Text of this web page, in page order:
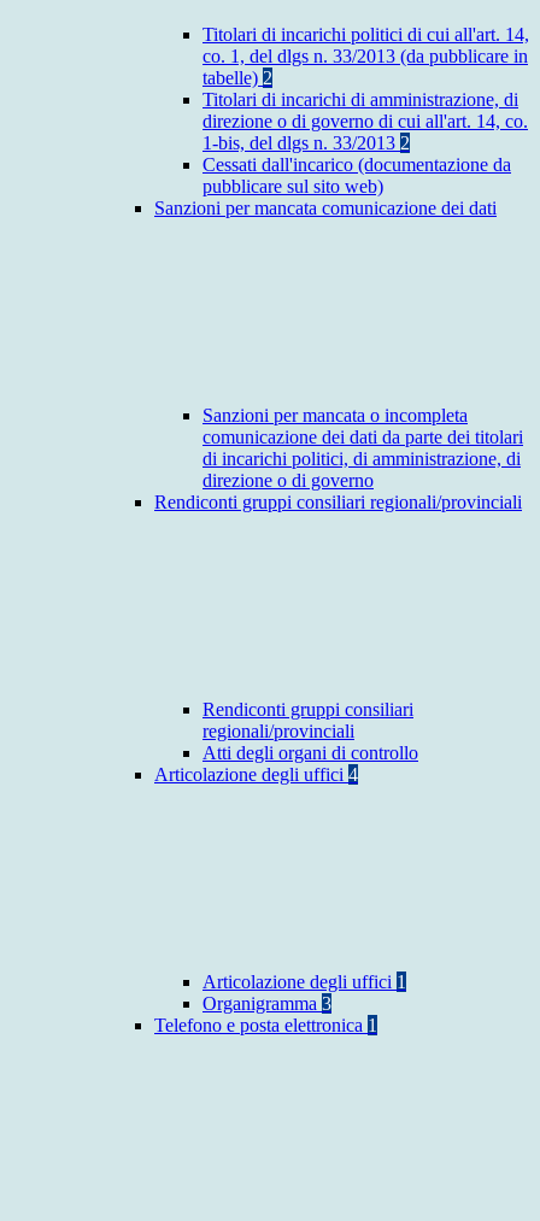
Titolari di incarichi politici di cui all'art. 14,
co. 1, del dlgs n. 33/2013 (da pubblicare in
tabelle) 2
Titolari di incarichi di amministrazione, di
direzione o di governo di cui all'art. 14, co.
1-bis, del dlgs n. 33/2013 2
Cessati dall'incarico (documentazione da
pubblicare sul sito web)
Sanzioni per mancata comunicazione dei dati
Sanzioni per mancata o incompleta
comunicazione dei dati da parte dei titolari
di incarichi politici, di amministrazione, di
direzione o di governo
Rendiconti gruppi consiliari regionali/provinciali
Rendiconti gruppi consiliari
regionali/provinciali
Atti degli organi di controllo
Articolazione degli uffici 4
Articolazione degli uffici 1
Organigramma 3
Telefono e posta elettronica 1